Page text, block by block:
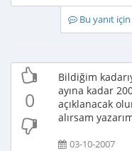
Bu yanıt
0
Bildiğim
ayına kadar
açıklanacak
alırsam
03-10-2007